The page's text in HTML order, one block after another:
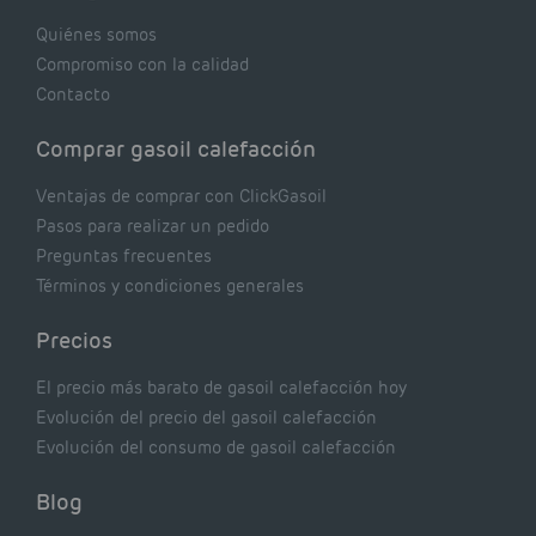
Quiénes somos
Compromiso con la calidad
Contacto
Comprar gasoil calefacción
Ventajas de comprar con ClickGasoil
Pasos para realizar un pedido
Preguntas frecuentes
Términos y condiciones generales
Precios
El precio más barato de gasoil calefacción hoy
Evolución del precio del gasoil calefacción
Evolución del consumo de gasoil calefacción
Blog